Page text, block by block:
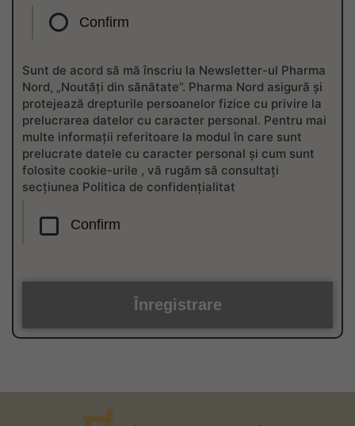
Confirm
Sunt de acord să mă înscriu la Newsletter-ul Pharma
Nord, „Noutăți din sănătate”. Pharma Nord asigură și
protejează drepturile persoanelor fizice cu privire la
prelucrarea datelor cu caracter personal. Pentru mai
multe informații referitoare la modul în care sunt
prelucrate datele cu caracter personal și cum sunt
folosite cookie-urile , vă rugăm să consultați
secțiunea Politica de confidențialitat
Confirm
Înregistrare